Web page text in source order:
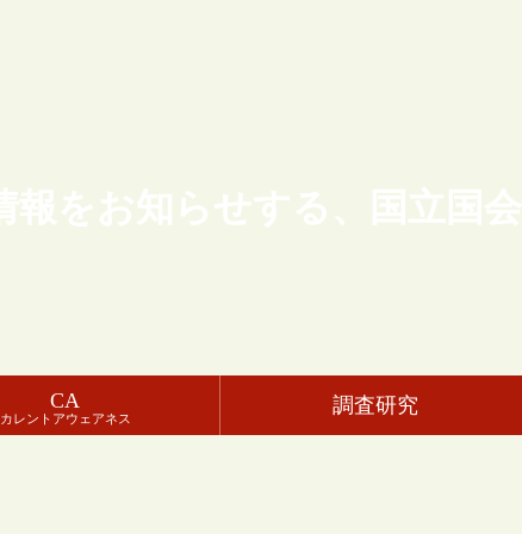
報をお知らせする、国立国
CA
カレントアウェアネス
調査研究